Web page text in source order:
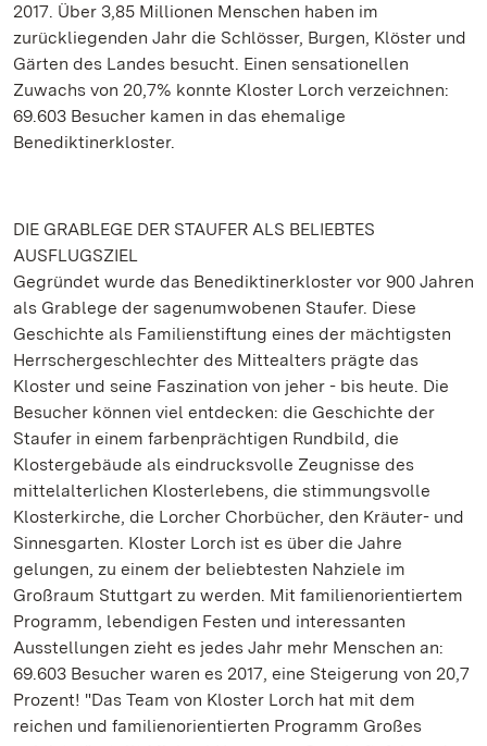
2017. Über 3,85 Millionen Menschen haben im
zurückliegenden Jahr die Schlösser, Burgen, Klöster und
Gärten des Landes besucht. Einen sensationellen
Zuwachs von 20,7% konnte Kloster Lorch verzeichnen:
69.603 Besucher kamen in das ehemalige
Benediktinerkloster.
DIE GRABLEGE DER STAUFER ALS BELIEBTES
AUSFLUGSZIEL
Gegründet wurde das Benediktinerkloster vor 900 Jahren
als Grablege der sagenumwobenen Staufer. Diese
Geschichte als Familienstiftung eines der mächtigsten
Herrschergeschlechter des Mittealters prägte das
Kloster und seine Faszination von jeher - bis heute. Die
Besucher können viel entdecken: die Geschichte der
Staufer in einem farbenprächtigen Rundbild, die
Klostergebäude als eindrucksvolle Zeugnisse des
mittelalterlichen Klosterlebens, die stimmungsvolle
Klosterkirche, die Lorcher Chorbücher, den Kräuter- und
Sinnesgarten. Kloster Lorch ist es über die Jahre
gelungen, zu einem der beliebtesten Nahziele im
Großraum Stuttgart zu werden. Mit familienorientiertem
Programm, lebendigen Festen und interessanten
Ausstellungen zieht es jedes Jahr mehr Menschen an:
69.603 Besucher waren es 2017, eine Steigerung von 20,7
Prozent! "Das Team von Kloster Lorch hat mit dem
reichen und familienorientierten Programm Großes